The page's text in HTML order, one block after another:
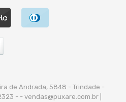
de Andrada, 5848 - Trindade -
- - vendas@puxare.com.br |